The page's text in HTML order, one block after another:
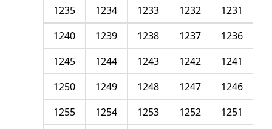
1231
1232
1233
1234
1235
1236
1237
1238
1239
1240
1241
1242
1243
1244
1245
1246
1247
1248
1249
1250
1251
1252
1253
1254
1255